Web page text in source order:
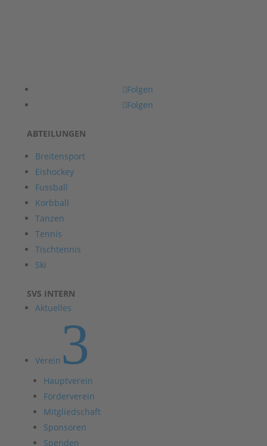
Folgen
Folgen
ABTEILUNGEN
Breitensport
Eishockey
Fussball
Korbball
Tanzen
Tennis
Tischtennis
Ski
SVS INTERN
Aktuelles
Verein 3
Hauptverein
Förderverein
Mitgliedschaft
Sponsoren
Spenden